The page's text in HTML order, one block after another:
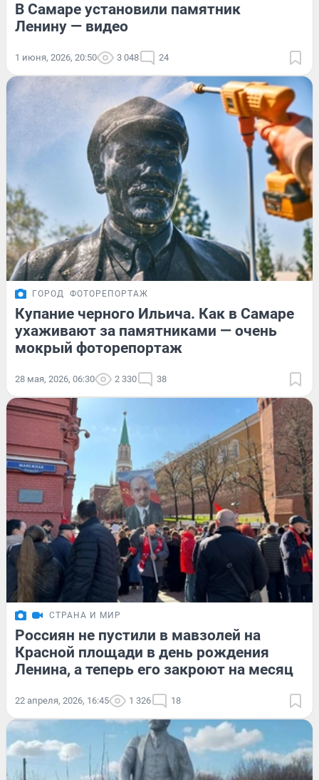
В Самаре установили памятник
Ленину — видео
1 июня, 2026, 20:50 3 048 24
ГОРОД ФОТОРЕПОРТАЖ
Купание черного Ильича. Как в Самаре
ухаживают за памятниками — очень
мокрый фоторепортаж
28 мая, 2026, 06:30 2 330 38
СТРАНА И МИР
Россиян не пустили в мавзолей на
Красной площади в день рождения
Ленина, а теперь его закроют на месяц
22 апреля, 2026, 16:45 1 326 18